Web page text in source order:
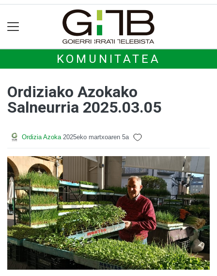
KOMUNITATEA
Ordiziako Azokako
Salneurria 2025.03.05
Ordizia Azoka 2025eko martxoaren 5a